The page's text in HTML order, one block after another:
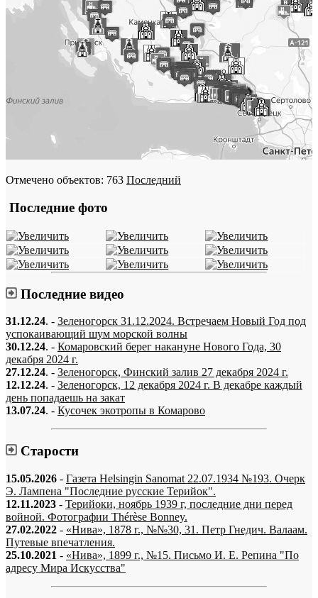
Отмечено объектов: 763 Последний
Последние фото
Последние видео
31.12.24. - Зеленогорск 31.12.2024. Встречаем Новый Год под
успокаивающий шум морской волны
30.12.24. - Комаровский берег накануне Нового Года, 30
декабря 2024 г.
27.12.24. - Зеленогорск, Финский залив 27 декабря 2024 г.
12.12.24. - Зеленогорск, 12 декабря 2024 г. В декабре каждый
день попадаешь на закат
13.07.24. - Кусочек экотропы в Комарово
Старости
15.05.2026 - Газета Helsingin Sanomat 22.07.1934 №193. Очерк
Э. Лампена "Последние русские Терийок".
12.11.2023 - Терийоки, ноябрь 1939 г, последние дни перед
войной. Фотографии Thérèse Bonney.
27.02.2022 - «Нива», 1878 г., №№30, 31. Петр Гнедич. Валаам.
Путевые впечатления.
25.10.2021 - «Нива», 1899 г., №15. Письмо И. Е. Репина "По
адресу Мира Искусства"